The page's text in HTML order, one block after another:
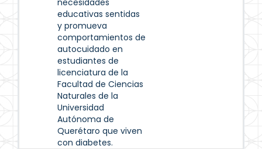
necesidades
educativas sentidas
y promueva
comportamientos de
autocuidado en
estudiantes de
licenciatura de la
Facultad de Ciencias
Naturales de la
Universidad
Autónoma de
Querétaro que viven
con diabetes.